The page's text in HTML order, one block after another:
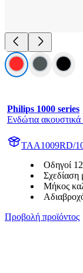
Philips 1000 series
Ενδώτια
TAA1009RD/
Οδηγοί
Σχεδίαση
Μήκος
Προβολή προϊόντος